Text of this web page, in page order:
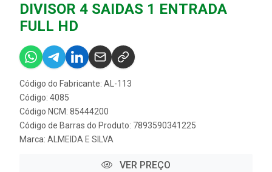
DIVISOR 4 SAIDAS 1 ENTRADA
FULL HD
Código do Fabricante: AL-113
Código: 4085
Código NCM: 85444200
Código de Barras do Produto: 7893590341225
Marca: ALMEIDA E SILVA
VER PREÇO